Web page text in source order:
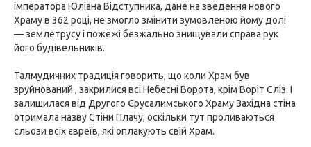
імператора Юліана Відступника, дане на зведення нового
Храму в 362 році, не змогло змінити зумовленою йому долі
— землетрусу і пожежі безжально знищували справа рук
його будівельників.
Талмудичних традиція говорить, що коли Храм був
зруйнований , закрилися всі Небесні Ворота, крім Воріт Сліз. І
залишилася від Другого Єрусалимського Храму Західна стіна
отримала назву Стіни Плачу, оскільки тут проливаються
сльози всіх євреїв, які оплакують свій Храм.